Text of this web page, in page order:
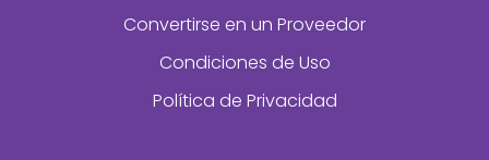
Convertirse en un Proveedor
Condiciones de Uso
Política de Privacidad